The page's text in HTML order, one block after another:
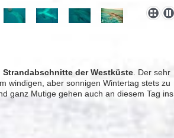
der Westküste. Der sehr
windigen, aber sonnigen Wintertag stets zu
ganz Mutige gehen auch an diesem Tag ins